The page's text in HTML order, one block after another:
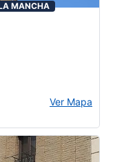
MANCHA
Ver Mapa